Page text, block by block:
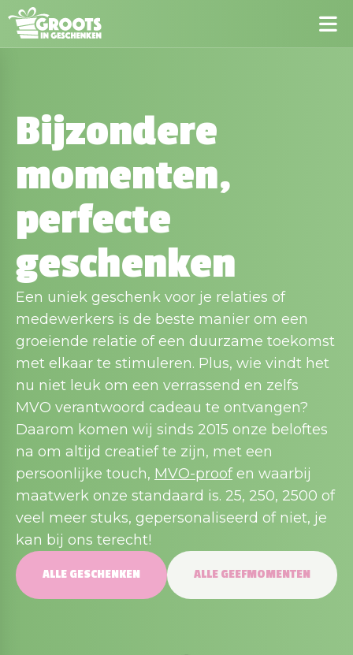
Bijzondere
momenten,
perfecte
geschenken
Een uniek geschenk voor je relaties of
medewerkers is de beste manier om een
groeiende relatie of een duurzame toekomst
met elkaar te stimuleren. Plus, wie vindt het
nu niet leuk om een verrassend en zelfs
MVO verantwoord cadeau te ontvangen?
Daarom komen wij sinds 2015 onze beloftes
na om altijd creatief te zijn, met een
persoonlijke touch, MVO-proofen waarbij
maatwerk onze standaard is. 25, 250, 2500 of
veel meer stuks, gepersonaliseerd of niet, je
kan bij ons terecht!
ALLE GESCHENKEN ALLE GEEFMOMENTEN